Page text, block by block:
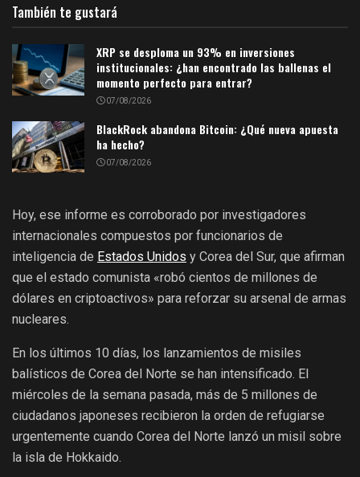
También te gustará
XRP se desploma un 93% en inversiones
institucionales: ¿han encontrado las ballenas el
momento perfecto para entrar?
07/08/2026
BlackRock abandona Bitcoin: ¿Qué nueva apuesta
ha hecho?
07/08/2026
Hoy, ese informe es corroborado por investigadores
internacionales compuestos por funcionarios de
inteligencia de Estados Unidos y Corea del Sur, que afirman
que el estado comunista «robó cientos de millones de
dólares en criptoactivos» para reforzar su arsenal de armas
nucleares.
En los últimos 10 días, los lanzamientos de misiles
balísticos de Corea del Norte se han intensificado. El
miércoles de la semana pasada, más de 5 millones de
ciudadanos japoneses recibieron la orden de refugiarse
urgentemente cuando Corea del Norte lanzó un misil sobre
la isla de Hokkaido.